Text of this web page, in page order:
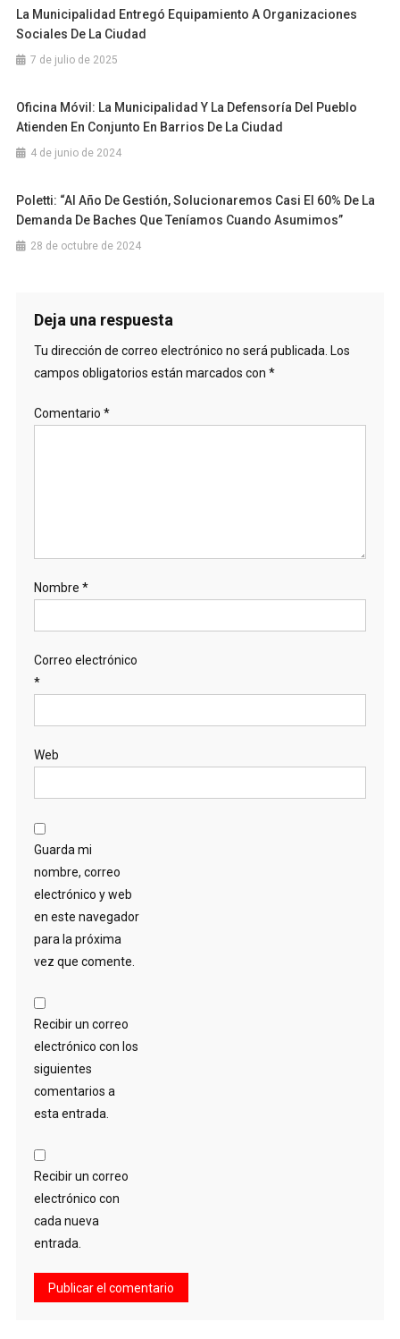
La Municipalidad Entregó Equipamiento A Organizaciones
Sociales De La Ciudad
7 de julio de 2025
Oficina Móvil: La Municipalidad Y La Defensoría Del Pueblo
Atienden En Conjunto En Barrios De La Ciudad
4 de junio de 2024
Poletti: “Al Año De Gestión, Solucionaremos Casi El 60% De La
Demanda De Baches Que Teníamos Cuando Asumimos”
28 de octubre de 2024
Deja una respuesta
Tu dirección de correo electrónico no será publicada. Los
campos obligatorios están marcados con *
Comentario *
Nombre *
Correo electrónico
*
Web
Guarda mi
nombre, correo
electrónico y web
en este navegador
para la próxima
vez que comente.
Recibir un correo
electrónico con los
siguientes
comentarios a
esta entrada.
Recibir un correo
electrónico con
cada nueva
entrada.